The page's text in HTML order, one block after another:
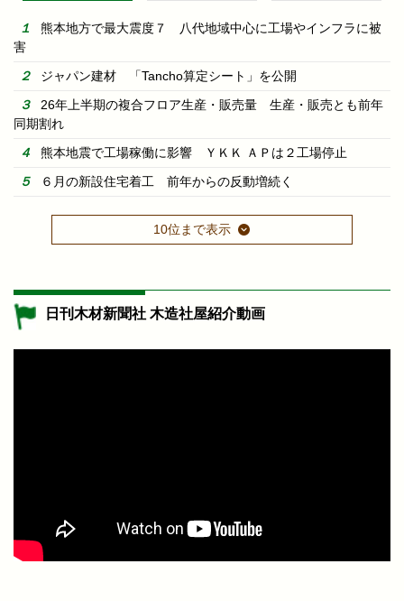
熊本地方で最大震度７ 八代地域中心に工場やインフラに被
害
ジャパン建材 「Tancho算定シート」を公開
26年上半期の複合フロア生産・販売量 生産・販売とも前年
同期割れ
熊本地震で工場稼働に影響 ＹＫＫ ＡＰは２工場停止
６月の新設住宅着工 前年からの反動増続く
10位まで表示
日刊木材新聞社 木造社屋紹介動画